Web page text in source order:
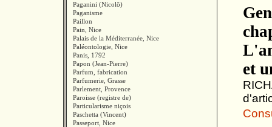
Paganini (Nicolô)
Paganisme
Paillon
Pain, Nice
Palais de la Méditerranée, Nice
Paléontologie, Nice
Panis, 1792
Papon (Jean-Pierre)
Parfum, fabrication
Parfumerie, Grasse
Parlement, Provence
Paroisse (registre de)
Particularisme niçois
Paschetta (Vincent)
Passeport, Nice
et